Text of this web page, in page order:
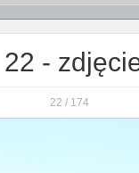
-
22 / 174